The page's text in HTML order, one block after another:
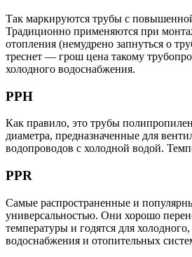
Так маркируются трубы с
Традиционно применяются при
отопления (немудрено запнуться о
треснет — грош цена такому
холодного водоснабжения.
PPH
Как правило, это трубы
диаметра, предназначенные для
водопроводов с холодной водой.
PPR
Самые распространенные и
универсальностью. Они хорошо
температуры и годятся для холодного,
водоснабжения и отопительных